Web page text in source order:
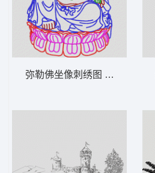
弥勒佛坐像刺绣图 佛人物